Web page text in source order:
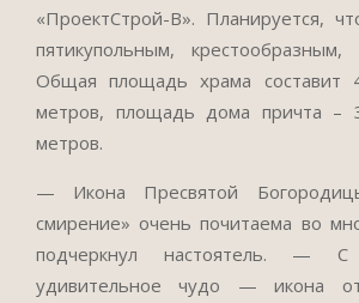
«ПроектСтрой-В». Планируется,
пятикупольным, крестообразным,
Общая площадь храма составит
метров, площадь дома причта –
метров.
— Икона Пресвятой
смирение» очень почитаема во
подчеркнул настоятель. —
удивительное чудо — икона